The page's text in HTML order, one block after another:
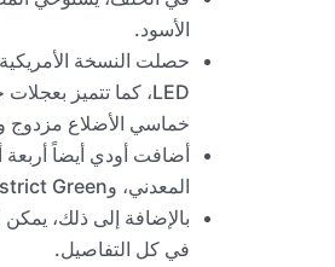
الأسود.
خماسي الأضلاع مزدوج
المعدني، وDistrict Green المعدني، مما يمنح العملاء خيارات ألوان مميزة.
في كل التفاصيل.